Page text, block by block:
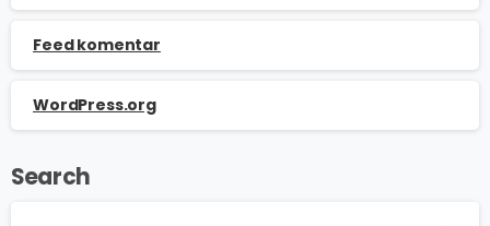
Feed komentar
WordPress.org
Search